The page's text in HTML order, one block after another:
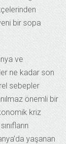
bir sopa
ve
ne kadar son
sebepler
önemli bir
kriz
yaşanan